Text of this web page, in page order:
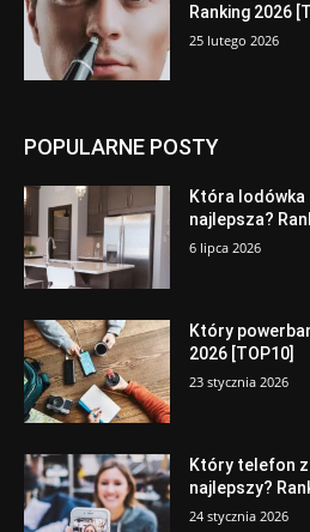
Ranking 2026
25 lutego 2026
POPULARNE POSTY
Która lodówka
najlepsza?
6 lipca 2026
Który
2026 [TOP10]
23 stycznia 2026
Który telefon
najlepszy?
24 stycznia 2026